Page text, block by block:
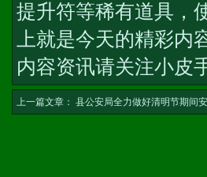
提升符等稀有道具，
上就是今天的精彩
内容资讯请关注小皮
上一篇文章： 县公安局全力做好清明节期间